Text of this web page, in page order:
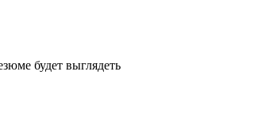
будет выглядеть